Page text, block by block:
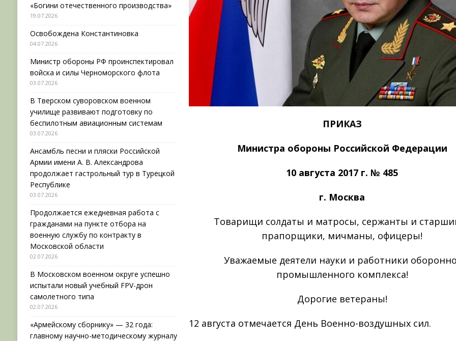
ПРИКАЗ
Министра обороны Российской Федерации
10 августа 2017 г. № 485
г. Москва
Товарищи солдаты и матросы, сержанты и
прапорщики, мичманы, офицеры!
Уважаемые деятели науки и работники
промышленного комплекса!
Дорогие ветераны!
12 августа отмечается День Военно-воздушных сил.
«Богини отечественного производства»
19.07.2026
Освобождена Константиновка
04.07.2026
Министр обороны РФ проинспектировал
войска и силы Черноморского флота
03.07.2026
В Тверском суворовском военном
училище развивают подготовку по
беспилотным авиационным системам
03.07.2026
Ансамбль песни и пляски Российской
Армии имени А. В. Александрова
продолжает гастрольный тур в Турецкой
Республике
03.07.2026
Продолжается ежедневная работа с
гражданами на пункте отбора на
военную службу по контракту в
Московской области
02.07.2026
В Московском военном округе успешно
испытали новый учебный FPV-дрон
самолетного типа
02.07.2026
«Армейскому сборнику» — 32 года:
главному научно-методическому журналу